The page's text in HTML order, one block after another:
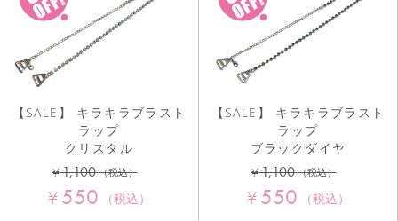
【SALE】 キラキラブラスト
ラップ
クリスタル
¥1,100 （税込）
¥550 （税込）
【SALE】 キラキラブラスト
ラップ
ブラックダイヤ
¥1,100 （税込）
¥550 （税込）